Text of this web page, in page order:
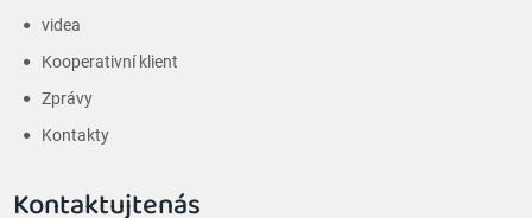
videa
Kooperativní klient
Zprávy
Kontakty
Kontaktujtenás